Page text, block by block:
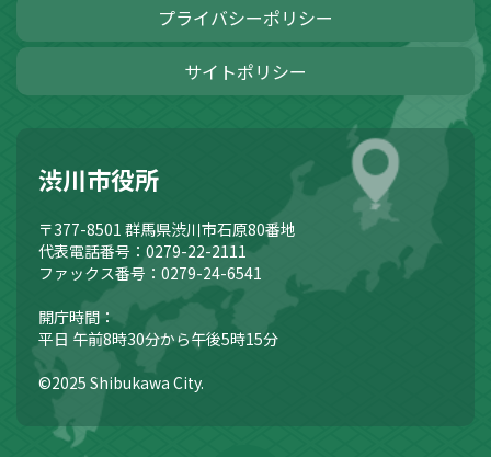
プライバシーポリシー
サイトポリシー
渋川市役所
〒377-8501 群馬県渋川市石原80番地
代表電話番号：0279-22-2111
ファックス番号：0279-24-6541
開庁時間：
平日 午前8時30分から午後5時15分
©2025 Shibukawa City.